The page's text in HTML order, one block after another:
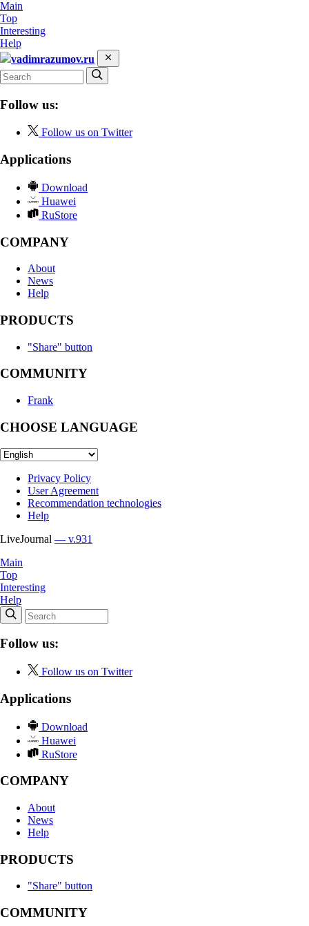
Main
Top
Interesting
Help
vadimrazumov.ru
Follow us:
Follow us on Twitter
Applications
Download
Huawei
RuStore
COMPANY
About
News
Help
PRODUCTS
"Share" button
COMMUNITY
Frank
CHOOSE LANGUAGE
Privacy Policy
User Agreement
Recommendation technologies
Help
LiveJournal — v.931
Main
Top
Interesting
Help
Follow us:
Follow us on Twitter
Applications
Download
Huawei
RuStore
COMPANY
About
News
Help
PRODUCTS
"Share" button
COMMUNITY